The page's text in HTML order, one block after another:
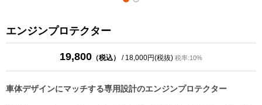
エンジンプロテクター
19,800 （税込） / 18,000円(税抜) 税率:10%
車体デザインにマッチする専用設計のエンジンプロテクター